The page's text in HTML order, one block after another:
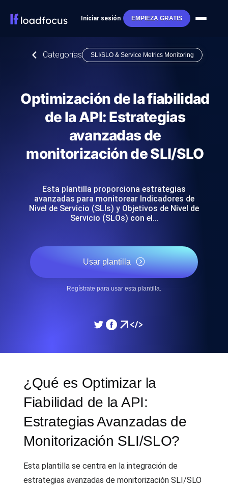
Iniciar sesión EMPIEZA GRATIS
Categorías SLI/SLO & Service Metrics Monitoring
Optimización de la fiabilidad
de la API: Estrategias
avanzadas de
monitorización de SLI/SLO
Esta plantilla proporciona estrategias
avanzadas para monitorear Indicadores de
Nivel de Servicio (SLIs) y Objetivos de Nivel de
Servicio (SLOs) con el…
Usar plantilla
Regístrate para usar esta plantilla.
¿Qué es Optimizar la
Fiabilidad de la API:
Estrategias Avanzadas de
Monitorización SLI/SLO?
Esta plantilla se centra en la integración de
estrategias avanzadas de monitorización SLI/SLO